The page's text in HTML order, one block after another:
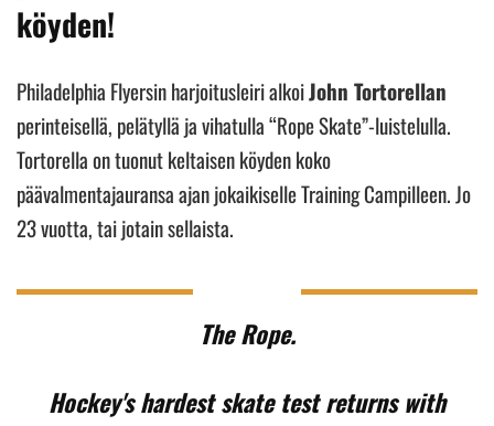
köyden!
Philadelphia Flyersin harjoitusleiri alkoiJohn Tortorellan
perinteisellä, pelätyllä ja vihatulla “Rope Skate”-luistelulla.
Tortorella on tuonut keltaisen köyden koko
päävalmentajauransa ajan jokaikiselle Training Campilleen. Jo
23 vuotta, tai jotain sellaista.
The Rope.
Hockey's hardest skate test returns with